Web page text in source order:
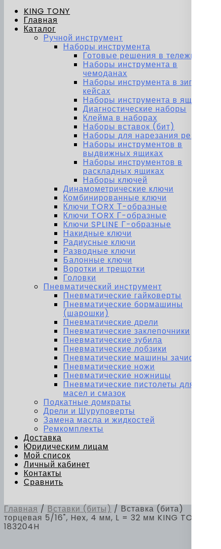
KING TONY
Главная
Каталог
Ручной инструмент
Наборы инструмента
Готовые решения в тележках
Наборы инструмента в
чемоданах
Наборы инструмента в зип-
кейсах
Наборы инструмента в ящиках
Диагностические наборы
Клейма в наборах
Наборы вставок (бит)
Наборы для нарезания резьбы
Наборы инструментов в
выдвижных ящиках
Наборы инструментов в
раскладных ящиках
Наборы ключей
Динамометрические ключи
Комбинированные ключи
Ключи TORX Т-образные
Ключи TORX Г-образные
Ключи SPLINE Г-образные
Накидные ключи
Радиусные ключи
Разводные ключи
Балонные ключи
Воротки и трещотки
Головки
Пневматический инструмент
Пневматические гайковерты
Пневматические бормашины
(шарошки)
Пневматические дрели
Пневматические заклепочники
Пневматические зубила
Пневматические лобзики
Пневматические машины зачистные
Пневматические ножи
Пневматические ножницы
Пневматические пистолеты для
масел и смазок
Подкатные домкраты
Дрели и Шуруповерты
Замена масла и жидкостей
Ремкомплекты
Доставка
Юридическим лицам
Мой список
Личный кабинет
Контакты
Сравнить
Главная / Вставки (биты) / Вставка (бита)
торцевая 5/16", Hex, 4 мм, L = 32 мм KING TONY
183204H